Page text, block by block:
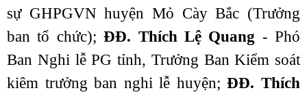
sự GHPGVN huyện Mỏ Cày Bắc (Trưởng
ban tổ chức);ĐĐ. Thích Lệ Quang - Phó
Ban Nghi lễ PG tỉnh, Trưởng Ban Kiểm soát
kiêm trưởng ban nghi lễ huyện;ĐĐ. Thích